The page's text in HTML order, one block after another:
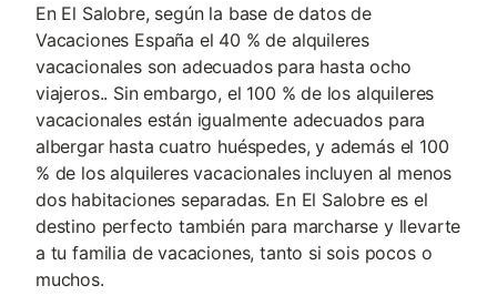
En El Salobre, según la base de datos de
Vacaciones España el 40 % de alquileres
vacacionales son adecuados para hasta ocho
viajeros.. Sin embargo, el 100 % de los alquileres
vacacionales están igualmente adecuados para
albergar hasta cuatro huéspedes, y además el 100
% de los alquileres vacacionales incluyen al menos
dos habitaciones separadas. En El Salobre es el
destino perfecto también para marcharse y llevarte
a tu familia de vacaciones, tanto si sois pocos o
muchos.